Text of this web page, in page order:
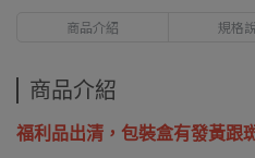
商品介紹 規格
商品介紹
福利品出清， 包裝盒有發黃跟